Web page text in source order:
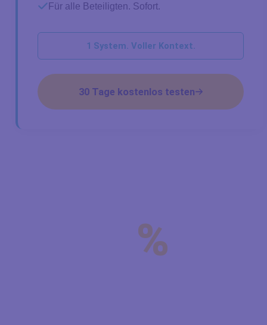
Für alle Beteiligten. Sofort.
1 System. Voller Kontext.
30 Tage kostenlos testen
%